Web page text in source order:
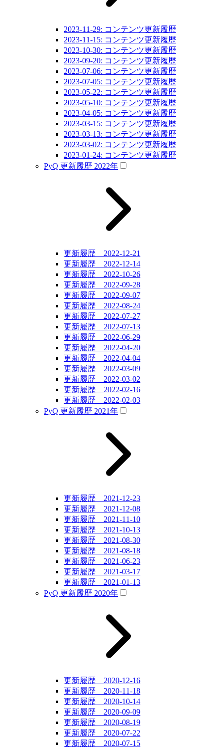
2023-11-29: コンテンツ更新履歴
2023-11-15: コンテンツ更新履歴
2023-10-30: コンテンツ更新履歴
2023-09-20: コンテンツ更新履歴
2023-07-06: コンテンツ更新履歴
2023-07-05: コンテンツ更新履歴
2023-05-22: コンテンツ更新履歴
2023-05-10: コンテンツ更新履歴
2023-04-05: コンテンツ更新履歴
2023-03-15: コンテンツ更新履歴
2023-03-13: コンテンツ更新履歴
2023-03-02: コンテンツ更新履歴
2023-01-24: コンテンツ更新履歴
PyQ 更新履歴 2022年
更新履歴 2022-12-21
更新履歴 2022-12-14
更新履歴 2022-10-26
更新履歴 2022-09-28
更新履歴 2022-09-07
更新履歴 2022-08-24
更新履歴 2022-07-27
更新履歴 2022-07-13
更新履歴 2022-06-29
更新履歴 2022-04-20
更新履歴 2022-04-04
更新履歴 2022-03-09
更新履歴 2022-03-02
更新履歴 2022-02-16
更新履歴 2022-02-03
PyQ 更新履歴 2021年
更新履歴 2021-12-23
更新履歴 2021-12-08
更新履歴 2021-11-10
更新履歴 2021-10-13
更新履歴 2021-08-30
更新履歴 2021-08-18
更新履歴 2021-06-23
更新履歴 2021-03-17
更新履歴 2021-01-13
PyQ 更新履歴 2020年
更新履歴 2020-12-16
更新履歴 2020-11-18
更新履歴 2020-10-14
更新履歴 2020-09-09
更新履歴 2020-08-19
更新履歴 2020-07-22
更新履歴 2020-07-15